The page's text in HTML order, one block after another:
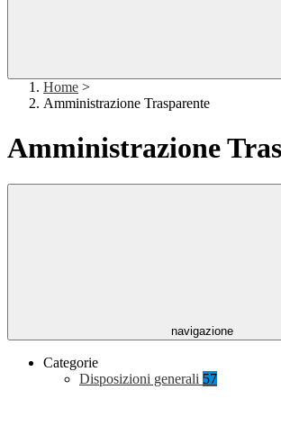
Home >
Amministrazione Trasparente
Amministrazione
navigazione
Categorie
Disposizioni generali 57